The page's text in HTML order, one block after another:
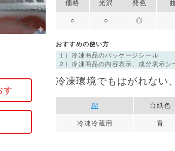
す
価格 光沢 発色
○ ○ ◎
おすすめの使い方
１）​冷凍商品の​パッケージシール
２）​冷凍商品の​内容表示、​成分​表示シ
冷凍環境でもはがれない
糊 台紙色
冷凍冷蔵用 青